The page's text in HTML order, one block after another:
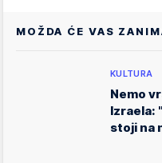
MOŽDA ĆE VAS
KULTURA
Nemo
Izraela:
stoji na